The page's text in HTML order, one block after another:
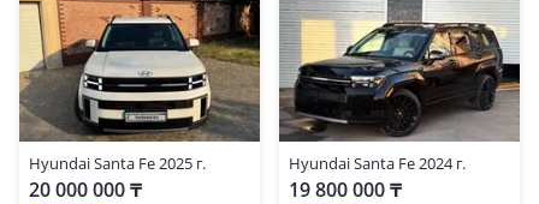
Hyundai Santa Fe 2025 г.
20 000 000 ₸
Hyundai Santa Fe 2024 г.
19 800 000 ₸